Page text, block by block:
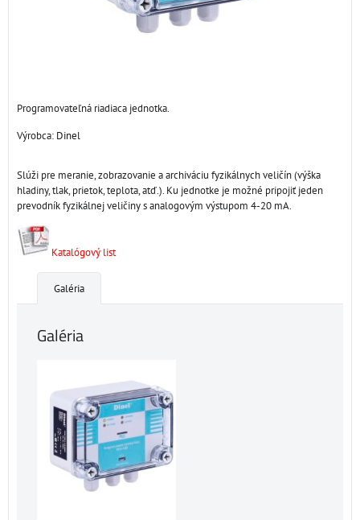
Programovateľná riadiaca jednotka.
Výrobca: Dinel
Slúži pre meranie, zobrazovanie a archiváciu fyzikálnych veličín (výška
hladiny, tlak, prietok, teplota, atď.). Ku jednotke je možné pripojiť jeden
prevodník fyzikálnej veličiny s analogovým výstupom 4-20 mA.
Katalógový list
Galéria
Galéria